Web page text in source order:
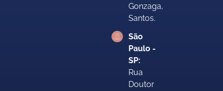
Gonzaga,
Santos.
São
Paulo -
SP:
Rua
Doutor